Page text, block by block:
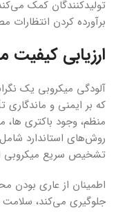
تولیدکنندگان کمک
برآورده کردن انتظارات
ارزیابی کیفیت
آلودگی میکروبی یک
که بر ایمنی و ماندگاری
منظم، وجود باکتری
تشخیص سریع
اطمینان از عاری بودن
جلوگیری می‌کند،